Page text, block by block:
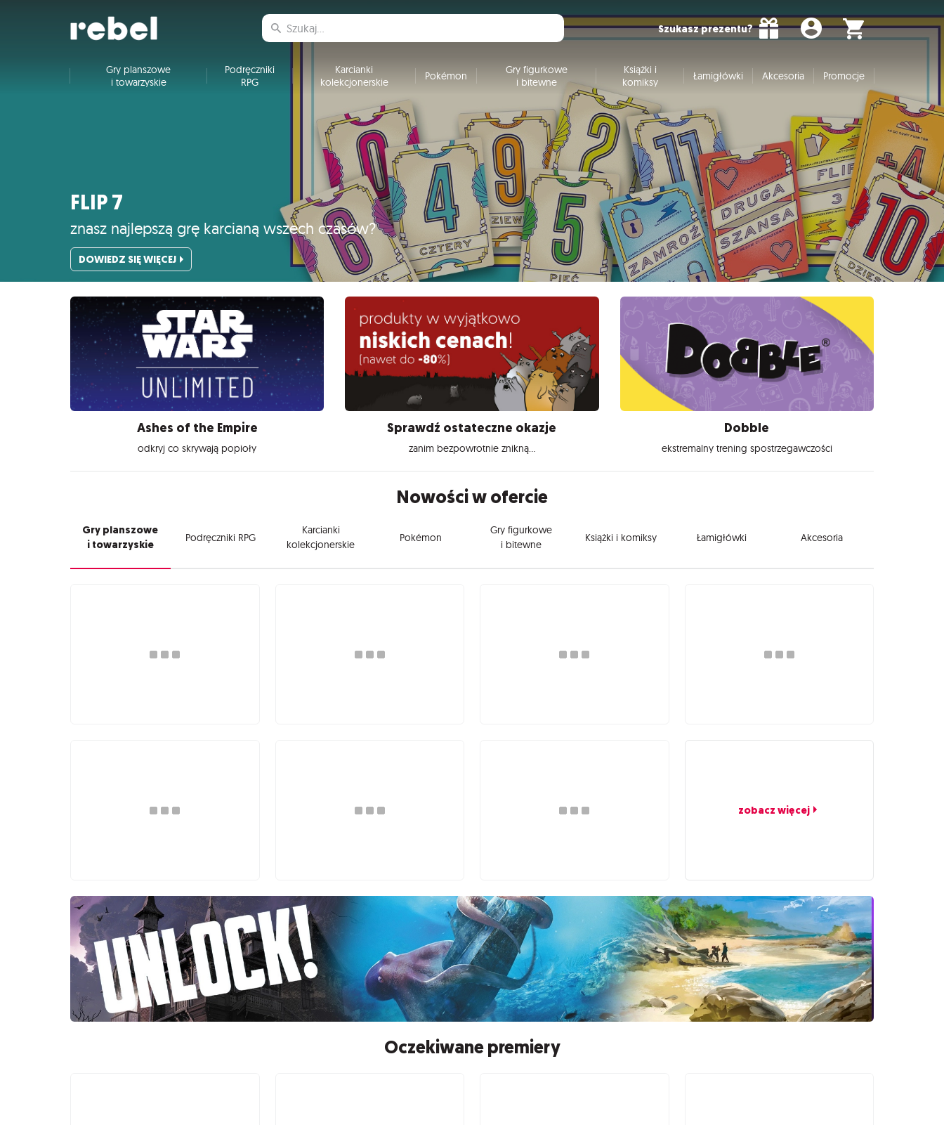
Szukasz prezentu?
Gry planszowe
i towarzyskie
Podręczniki
RPG
Karcianki
kolekcjonerskie
Pokémon
Gry figurkowe
i bitewne
Książki i
komiksy
Łamigłówki Akcesoria Promocje
FLIP 7
znasz najlepszą grę karcianą wszech czasów?
DOWIEDZ SIĘ WIĘCEJ
Ashes of the Empire
odkryj co skrywają popioły
Sprawdź ostateczne okazje
zanim bezpowrotnie znikną...
Dobble
ekstremalny trening spostrzegawczości
Nowości w ofercie
Gry planszowe
i towarzyskie
Podręczniki RPG
Karcianki
kolekcjonerskie
Pokémon
Gry figurkowe
i bitewne
Książki i komiksy Łamigłówki Akcesoria
zobacz więcej
Oczekiwane premiery